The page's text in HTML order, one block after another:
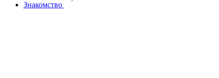
Знакомство